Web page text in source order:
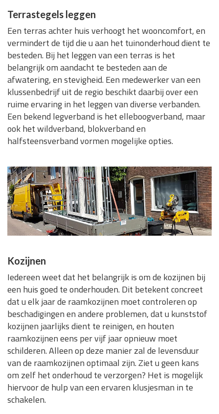
Terrastegels leggen
Een terras achter huis verhoogt het wooncomfort, en
vermindert de tijd die u aan het tuinonderhoud dient te
besteden. Bij het leggen van een terras is het
belangrijk om aandacht te besteden aan de
afwatering, en stevigheid. Een medewerker van een
klussenbedrijf uit de regio beschikt daarbij over een
ruime ervaring in het leggen van diverse verbanden.
Een bekend legverband is het elleboogverband, maar
ook het wildverband, blokverband en
halfsteensverband vormen mogelijke opties.
Kozijnen
Iedereen weet dat het belangrijk is om de kozijnen bij
een huis goed te onderhouden. Dit betekent concreet
dat u elk jaar de raamkozijnen moet controleren op
beschadigingen en andere problemen, dat u kunststof
kozijnen jaarlijks dient te reinigen, en houten
raamkozijnen eens per vijf jaar opnieuw moet
schilderen. Alleen op deze manier zal de levensduur
van de raamkozijnen optimaal zijn. Ziet u geen kans
om zelf het onderhoud te verzorgen? Het is mogelijk
hiervoor de hulp van een ervaren klusjesman in te
schakelen.